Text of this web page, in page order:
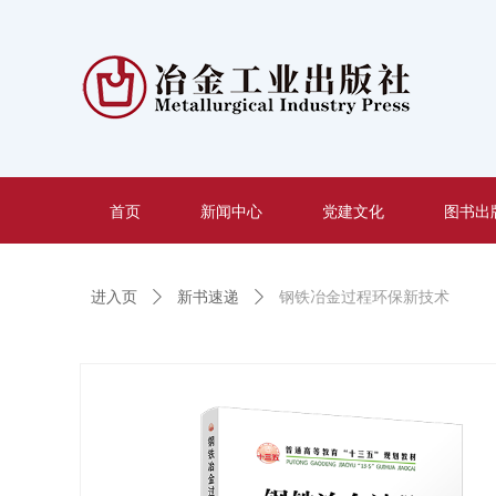
首页 新闻中心 党建文化 图书出
进入页 ꄲ 新书速递 ꄲ 钢铁冶金过程环保新技术